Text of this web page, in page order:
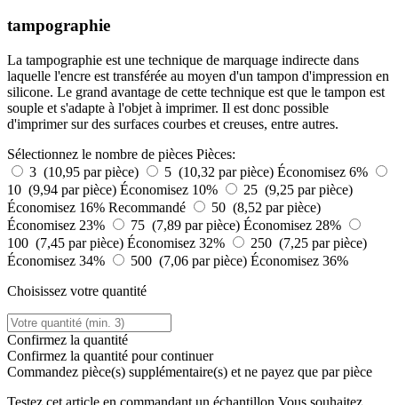
tampographie
La tampographie est une technique de marquage indirecte dans
laquelle l'encre est transférée au moyen d'un tampon d'impression en
silicone. Le grand avantage de cette technique est que le tampon est
souple et s'adapte à l'objet à imprimer. Il est donc possible
d'imprimer sur des surfaces courbes et creuses, entre autres.
Sélectionnez le nombre de pièces Pièces:
3 (10,95 par pièce)
5 (10,32 par pièce) Économisez 6%
10 (9,94 par pièce) Économisez 10%
25 (9,25 par pièce)
Économisez 16% Recommandé
50 (8,52 par pièce)
Économisez 23%
75 (7,89 par pièce) Économisez 28%
100 (7,45 par pièce) Économisez 32%
250 (7,25 par pièce)
Économisez 34%
500 (7,06 par pièce) Économisez 36%
Choisissez votre quantité
Confirmez la quantité
Confirmez la quantité pour continuer
Commandez pièce(s) supplémentaire(s) et ne payez que par pièce
Testez cet article en commandant un échantillon Vous souhaitez